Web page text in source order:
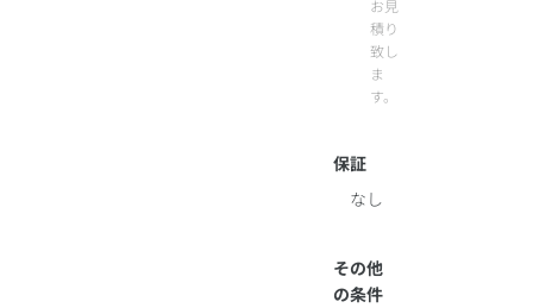
お見
積り
致し
ま
す。
保証
なし
その他
の条件